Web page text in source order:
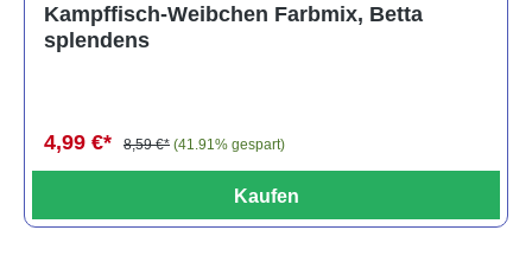
Kampffisch-Weibchen Farbmix, Betta
splendens
4,99 €* 8,59 €* (41.91% gespart)
Kaufen